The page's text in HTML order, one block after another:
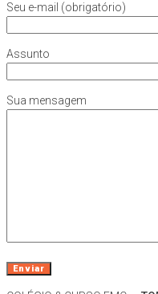
Seu e-mail (obrigatório)
Assunto
Sua mensagem